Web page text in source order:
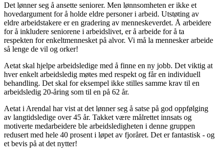
Det lønner seg å ansette seniorer. Men lønnsomheten er ikke et
hovedargument for å holde eldre personer i arbeid. Utstøting av
eldre arbeidstakere er en gradering av menneskeverdet. Å arbeidere
for å inkludere seniorene i arbeidslivet, er å arbeide for å ta
respekten for enkeltmennesket på alvor. Vi må la mennesker arbeide
så lenge de vil og orker!
Aetat skal hjelpe arbeidsledige med å finne en ny jobb. Det viktig at
hver enkelt arbeidsledig møtes med respekt og får en individuell
behandling. Det skal for eksempel ikke stilles samme krav til en
arbeidsledig 20-åring som til en på 62 år.
Aetat i Arendal har vist at det lønner seg å satse på god oppfølging
av langtidsledige over 45 år. Takket være målrettet innsats og
motiverte medarbeidere ble arbeidsledigheten i denne gruppen
redusert med hele 40 prosent i løpet av fjoråret. Det er fantastisk - og
et bevis på at det nytter!